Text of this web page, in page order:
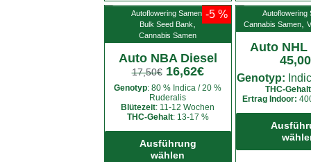
auf.
Die
können
der
Produktseite
gewählt
-5 %
Autoflowering Samen,
Bulk Seed Bank
Cannabis Samen
Auto NBA Diesel
17,50€ 16,62€
Genotyp: 80 % Indica / 20 %
Ruderalis
Blütezeit: 11-12 Wochen
THC-Gehalt: 13-17 %
Ausführung
wählen
Autoflowering
Cannabis Samen
Auto NHL
45,00
Genotyp:
THC-
Ertrag Indoor: